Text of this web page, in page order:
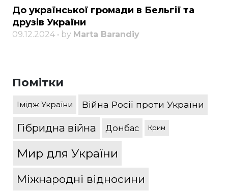
До української громади в Бельгії та
друзів України
09.12.2024 • by Marta Barandiy
Помітки
Імідж України Війна Росії проти України
Гібридна війна Донбас Крим
Мир для України
Міжнародні відносини